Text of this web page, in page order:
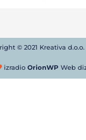
© 2021 Kreativa d.o.o.
izradio OrionWP Web